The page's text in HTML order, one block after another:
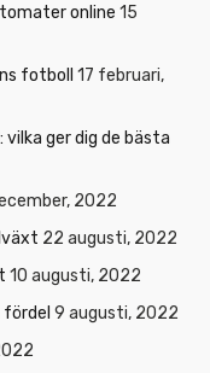
online 15
fotboll 17 februari,
ger dig de bästa
2022
22 augusti, 2022
10 augusti, 2022
9 augusti, 2022